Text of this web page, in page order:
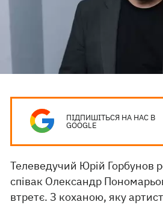
ПІДПИШІТЬСЯ НА НАС В
GOOGLE
Телеведучий Юрій Горбунов
співак Олександр
втретє. З коханою, яку